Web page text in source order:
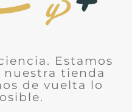
Estamos
tienda
de vuelta lo